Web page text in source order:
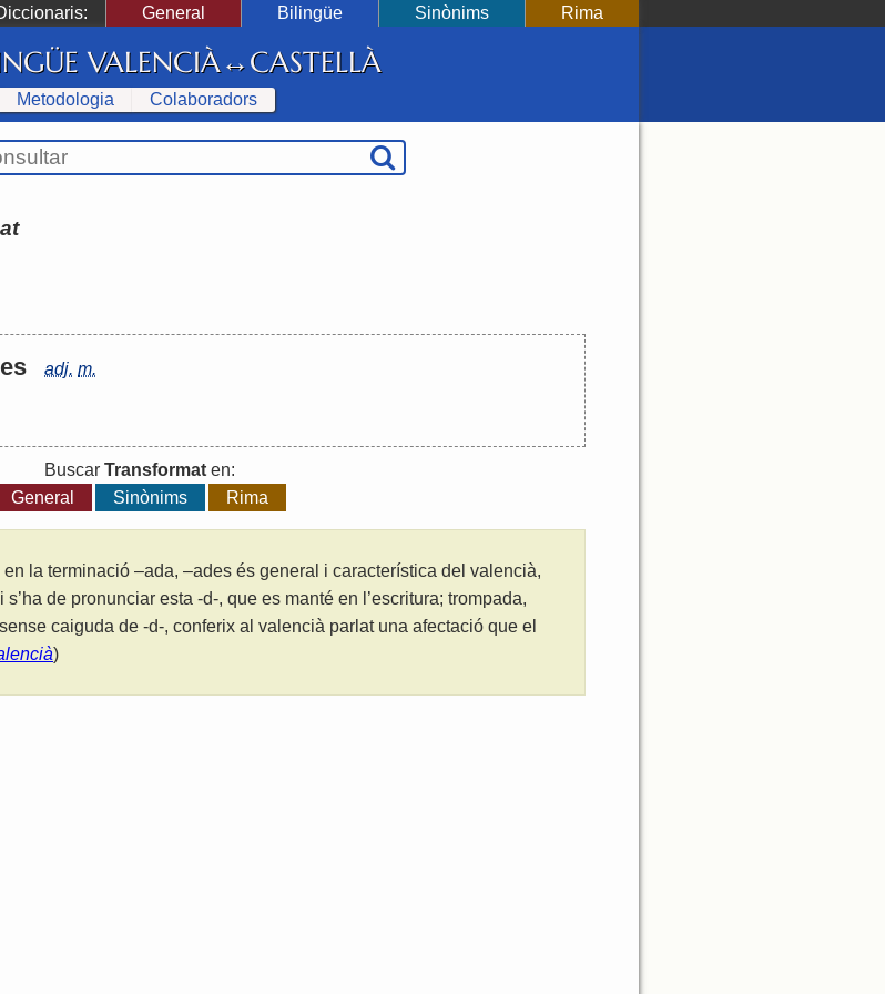
General Bilingüe Sinònims Rima
VALENCIÀ↔CASTELLÀ
Metodologia Colaboradors
adj. m.
Buscar Transformat en:
General
Sinònims Rima
la terminació –ada, –ades és general i característica del valencià,
de pronunciar esta -d-, que es manté en l’escritura; trompada,
caiguda de -d-, conferix al valencià parlat una afectació que el
)